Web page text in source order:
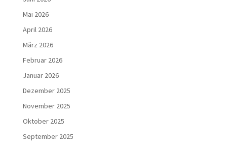
Mai 2026
April 2026
März 2026
Februar 2026
Januar 2026
Dezember 2025
November 2025
Oktober 2025
September 2025